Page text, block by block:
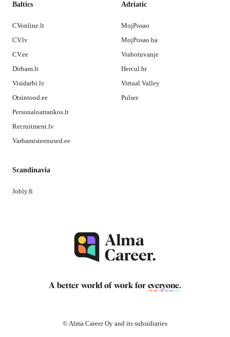
Baltics
CVonline.lt
CV.lv
CV.ee
Dirbam.lt
Visidarbi.lv
Otsintood.ee
Personaloatrankos.lt
Recruitment.lv
Varbamisteenused.ee
Adriatic
MojPosao
MojPosao.ba
Vrabotuvanje
Hercul.hr
Virtual Valley
Pulser
Scandinavia
Jobly.fi
A better world of work for everyone.
© Alma Career Oy and its subsidiaries